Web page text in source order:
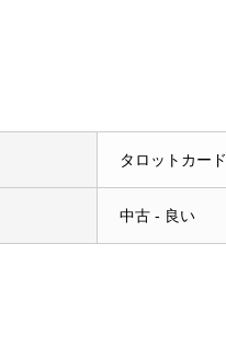
タロットカード
中古 - 良い